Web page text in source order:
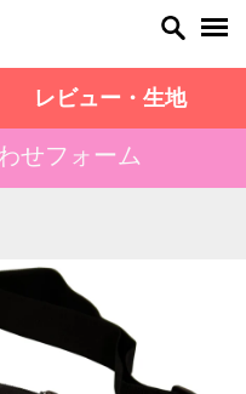
レビュー・生地
せフォーム
ーチ